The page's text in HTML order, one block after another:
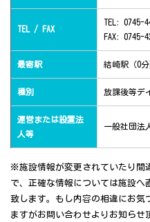
TEL / FAX
TEL: 0745-
FAX: 0745-
最寄駅 結崎駅（0
種別 放課後等デ
運営または設置法
人等
一般社団法
※施設情報が変更されていたり間
で、正確な情報については施設へ
致します。もし内容の相違にお気
ますがお問い合わせよりお知らせ